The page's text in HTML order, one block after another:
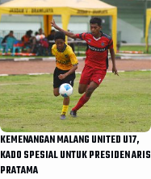
KEMENANGAN MALANG UNITED U17,
KADO SPESIAL UNTUK PRESIDEN ARIS
PRATAMA